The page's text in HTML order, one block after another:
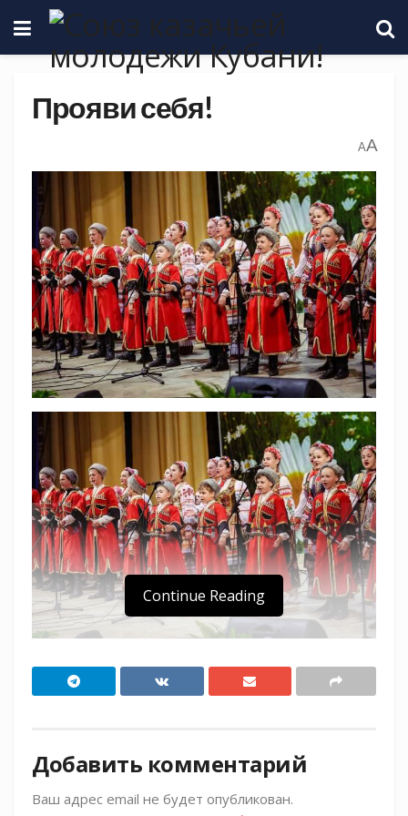
Прояви себя!
AA
С 1 по 3 июня 2019 года в поселке Тульском
Майкопского района Республики Адыгея в 28
министерство культуры Российской
Continue Reading
Добавить комментарий
Ваш адрес email не будет опубликован.